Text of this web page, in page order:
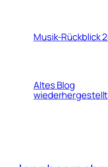
Musik-Rückblick
Altes Blog
wiederhergestellt